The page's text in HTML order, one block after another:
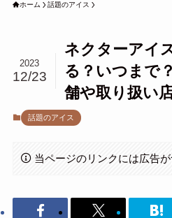
ホーム 話題のアイス
ネクターアイ
る？いつまで
舗や取り扱い
2023
12/23
話題のアイス
当ページのリンクには広告が